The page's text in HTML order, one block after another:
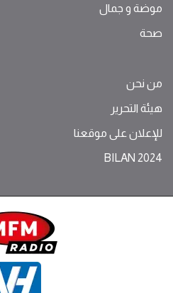
موضة ‫و‬ ‫‬‫جمال‬
صحة
من نحن
هيئة التحرير
للإعلان على موقعنا
BILAN 2024